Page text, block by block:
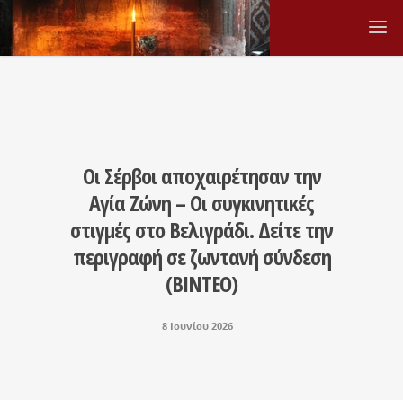
Οι Σέρβοι αποχαιρέτησαν την
Αγία Ζώνη – Οι συγκινητικές
στιγμές στο Βελιγράδι. Δείτε την
περιγραφή σε ζωντανή σύνδεση
(ΒΙΝΤΕΟ)
8 Ιουνίου 2026